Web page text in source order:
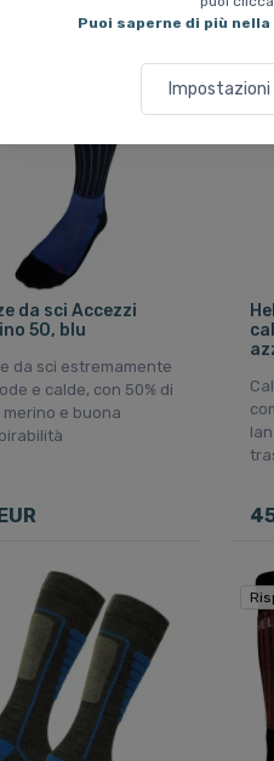
Puoi saperne di più
Impostazioni
da sci Accezzi
50, blu
da sci estremamente
e calde, con 50% di
merino e buona